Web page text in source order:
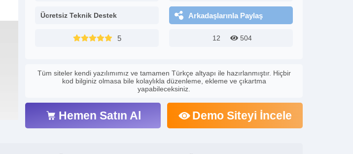
Ücretsiz Teknik Destek Arkadaşlarınla Paylaş
5 12 504
Tüm siteler kendi yazılımımız ve tamamen Türkçe altyapı ile hazırlanmıştır. Hiçbir
kod bilginiz olmasa bile kolaylıkla düzenleme, ekleme ve çıkartma
yapabileceksiniz.
Hemen Satın Al Demo Siteyi İncele